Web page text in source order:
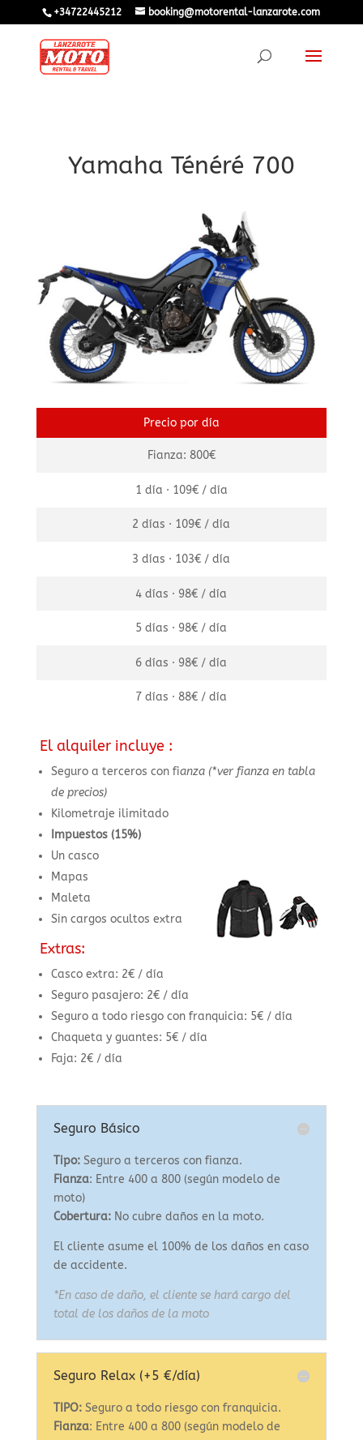
+34722445212 booking@motorental-lanzarote.com
Yamaha Ténéré 700
Precio por día
Fianza: 800€
1 día · 109€ / día
2 días · 109€ / día
3 días · 103€ / día
4 días · 98€ / día
5 días · 98€ / día
6 días · 98€ / día
7 días · 88€ / día
El alquiler incluye :
Seguro a terceros con fianza (*ver fianza en tabla
de precios)
Kilometraje ilimitado
Impuestos (15%)
Un casco
Mapas
Maleta
Sin cargos ocultos extra
Extras:
Casco extra: 2€ / día
Seguro pasajero: 2€ / día
Seguro a todo riesgo con franquicia: 5€ / día
Chaqueta y guantes: 5€ / día
Faja: 2€ / día
Seguro Básico
Tipo:Seguro a terceros con fianza.
Fianza: Entre 400 a 800 (según modelo de
moto)
Cobertura:No cubre daños en la moto.
El cliente asume el 100% de los daños en caso
de accidente.
*En caso de daño, el cliente se hará cargo del
total de los daños de la moto
Seguro Relax (+5 €/día)
TIPO:Seguro a todo riesgo con franquicia.
Fianza: Entre 400 a 800 (según modelo de